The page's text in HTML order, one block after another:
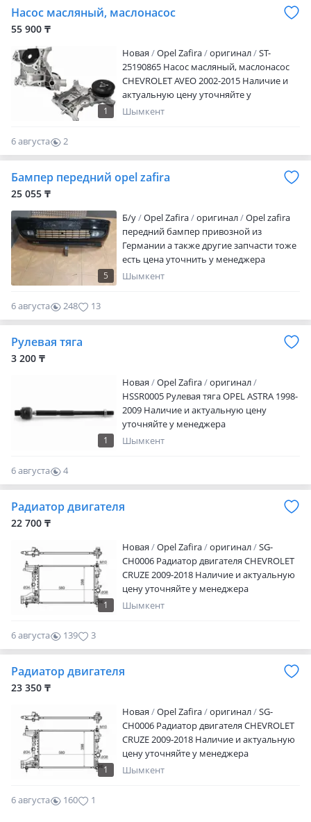
Насос масляный, маслонасос
55 900 ₸
1
Новая Opel Zafira оригинал
ST-
25190865 Насос масляный, маслонасос
CHEVROLET AVEO 2002-2015 Наличие и
актуальную цену уточняйте у
менеджера
Шымкент
6 августа
2
0
Бампер передний opel zafira
25 055 ₸
5
Б/y Opel Zafira оригинал
Opel zafira
передний бампер привозной из
Германии а также другие запчасти тоже
есть цена уточнить у менеджера
Шымкент
6 августа 248 13
Рулевая тяга
3 200 ₸
1
Новая Opel Zafira
оригинал
HSSR0005 Рулевая тяга OPEL ASTRA 1998-
2009 Наличие и актуальную цену
уточняйте у менеджера
Шымкент
6 августа
4
0
Радиатор двигателя
22 700 ₸
1
Новая Opel Zafira оригинал
SG-
CH0006 Радиатор двигателя CHEVROLET
CRUZE 2009-2018 Наличие и актуальную
цену уточняйте у менеджера
Шымкент
6 августа 139 3
Радиатор двигателя
23 350 ₸
1
Новая Opel Zafira оригинал
SG-
CH0006 Радиатор двигателя CHEVROLET
CRUZE 2009-2018 Наличие и актуальную
цену уточняйте у менеджера
Шымкент
6 августа 160 1